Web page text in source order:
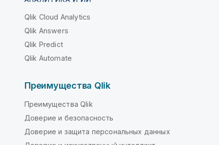
Qlik Cloud Analytics
Qlik Answers
Qlik Predict
Qlik Automate
Преимущества Qlik
Преимущества Qlik
Доверие и безопасность
Доверие и защита персональных данных